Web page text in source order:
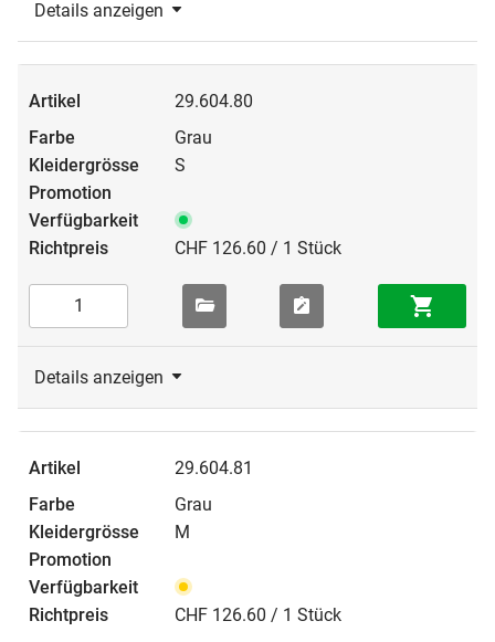
Details anzeigen
29.604.80
Grau
S
CHF 126.60 / 1 Stück
Details anzeigen
29.604.81
Grau
M
CHF 126.60 / 1 Stück